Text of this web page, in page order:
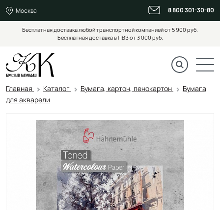
Москва 8 800 301-30-80
Бесплатная доставка любой транспортной компанией от 5 900 руб.
Бесплатная доставка в ПВЗ от 3 000 руб.
Главная Каталог Бумага, картон, пенокартон
Бумага
для акварели